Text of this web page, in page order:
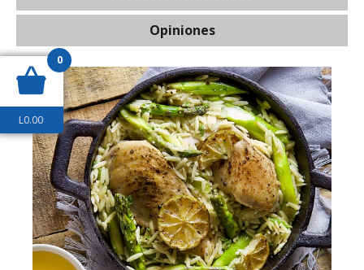
Opiniones
0
L0.00